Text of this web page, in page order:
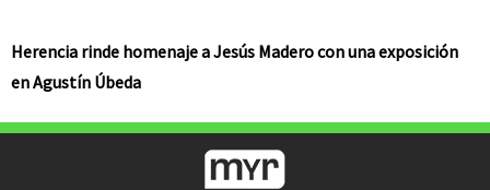
Herencia rinde homenaje a Jesús Madero con una exposición
en Agustín Úbeda